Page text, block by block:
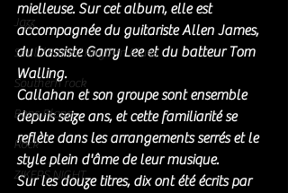
Jazz
Soul / Funk / Rhythm Blues
Southern rock
Bons Plans
Rock
ZIKERS NIGHT
mielleuse. Sur cet album, elle est
accompagnée du guitariste Allen James,
du bassiste Garry Lee et du batteur Tom
Walling.
Callahan et son groupe sont ensemble
depuis seize ans, et cette familiarité se
reflète dans les arrangements serrés et le
style plein d'âme de leur musique.
Sur les douze titres, dix ont été écrits par